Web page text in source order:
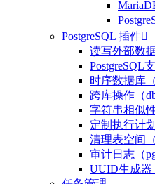
PostgreSQL 插件
读写外部数
PostgreSQL
时序数据库（
跨库操作（
字符串相似
定制执行计
清理表空间（
审计日志（
UUID生成器